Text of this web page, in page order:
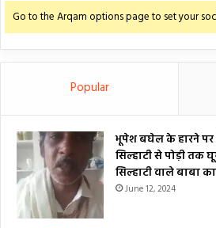
Go to the Arqam options page to set your
Popular
भूपेश बघेल के हारने
सिल्हाटी से पोड़ी तक
सिल्हाटी वाले बाबा
June 12, 2024